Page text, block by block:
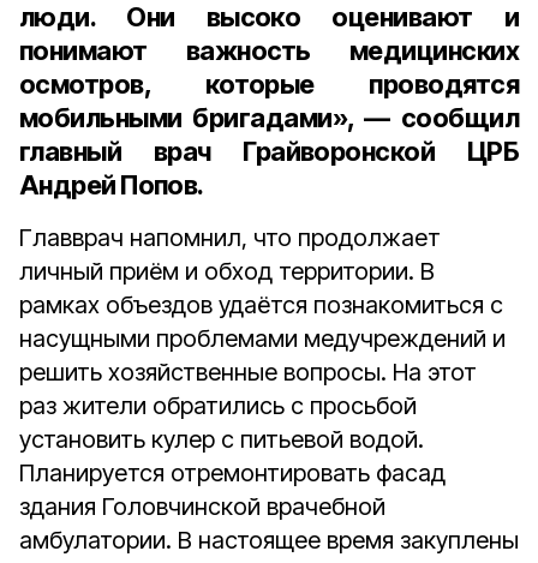
люди. Они высоко оценивают и
понимают важность медицинских
осмотров, которые проводятся
мобильными бригадами», — сообщил
главный врач Грайворонской ЦРБ
Андрей Попов.
Главврач напомнил, что продолжает
личный приём и обход территории. В
рамках объездов удаётся познакомиться с
насущными проблемами медучреждений и
решить хозяйственные вопросы. На этот
раз жители обратились с просьбой
установить кулер с питьевой водой.
Планируется отремонтировать фасад
здания Головчинской врачебной
амбулатории. В настоящее время закуплены